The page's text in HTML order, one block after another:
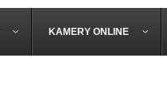
KAMERY ONLINE